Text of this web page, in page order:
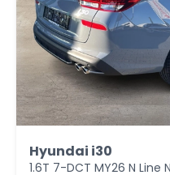
Hyundai i30
1.6T 7-DCT MY26 N Line